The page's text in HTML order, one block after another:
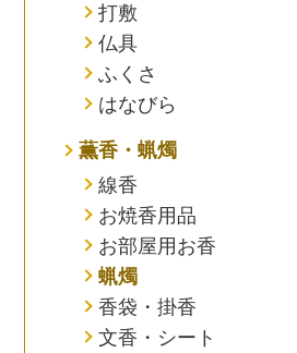
打敷
仏具
ふくさ
はなびら
薫香・蝋燭
線香
お焼香用品
お部屋用お香
蝋燭
香袋・掛香
文香・シート